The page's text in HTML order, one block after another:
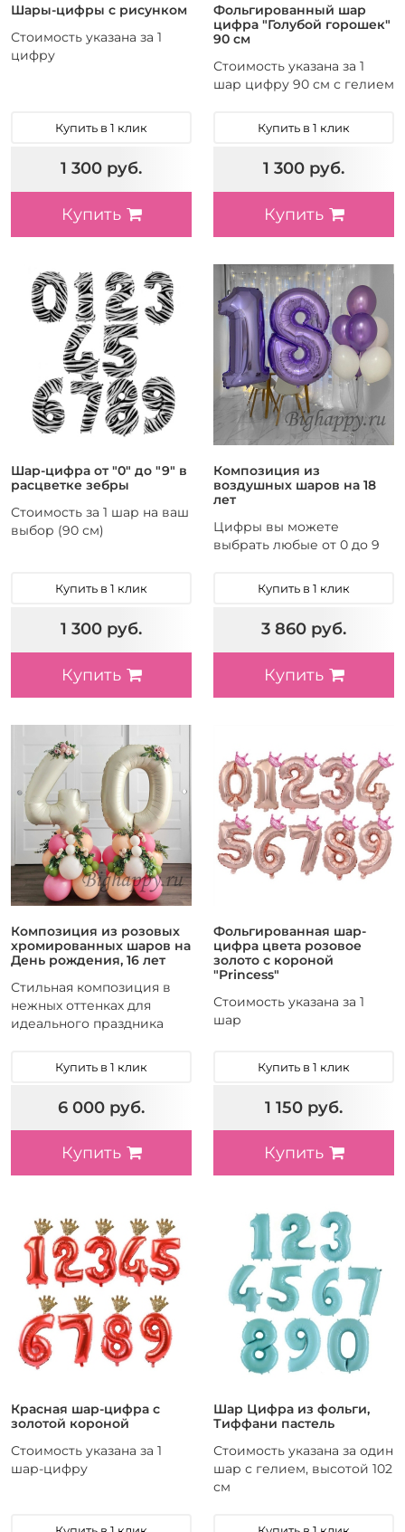
Шары-цифры с рисунком
Стоимость указана за 1
цифру
Купить в 1 клик
1 300 руб.
Купить
Фольгированный шар
цифра "Голубой горошек"
90 см
Стоимость указана за 1
шар цифру 90 см с гелием
Купить в 1 клик
1 300 руб.
Купить
Шар-цифра от "0" до "9" в
расцветке зебры
Стоимость за 1 шар на ваш
выбор (90 см)
Купить в 1 клик
1 300 руб.
Купить
Композиция из
воздушных шаров на 18
лет
Цифры вы можете
выбрать любые от 0 до 9
Купить в 1 клик
3 860 руб.
Купить
Композиция из розовых
хромированных шаров на
День рождения, 16 лет
Стильная композиция в
нежных оттенках для
идеального праздника
Купить в 1 клик
6 000 руб.
Купить
Фольгированная шар-
цифра цвета розовое
золото с короной
"Princess"
Стоимость указана за 1
шар
Купить в 1 клик
1 150 руб.
Купить
Красная шар-цифра с
золотой короной
Стоимость указана за 1
шар-цифру
Шар Цифра из фольги,
Тиффани пастель
Стоимость указана за один
шар с гелием, высотой 102
см